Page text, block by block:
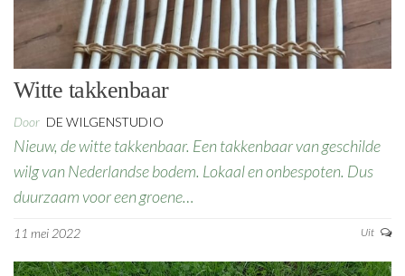
Witte takkenbaar
Door DE WILGENSTUDIO
Nieuw, de witte takkenbaar. Een takkenbaar van geschilde
wilg van Nederlandse bodem. Lokaal en onbespoten. Dus
duurzaam voor een groene…
11 mei 2022 Uit